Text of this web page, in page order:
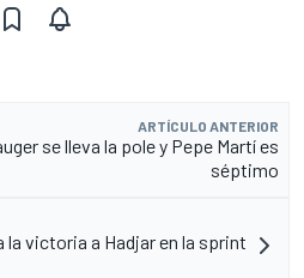
ARTÍCULO ANTERIOR
se lleva la pole y Pepe Martí es
séptimo
la victoria a Hadjar en la sprint